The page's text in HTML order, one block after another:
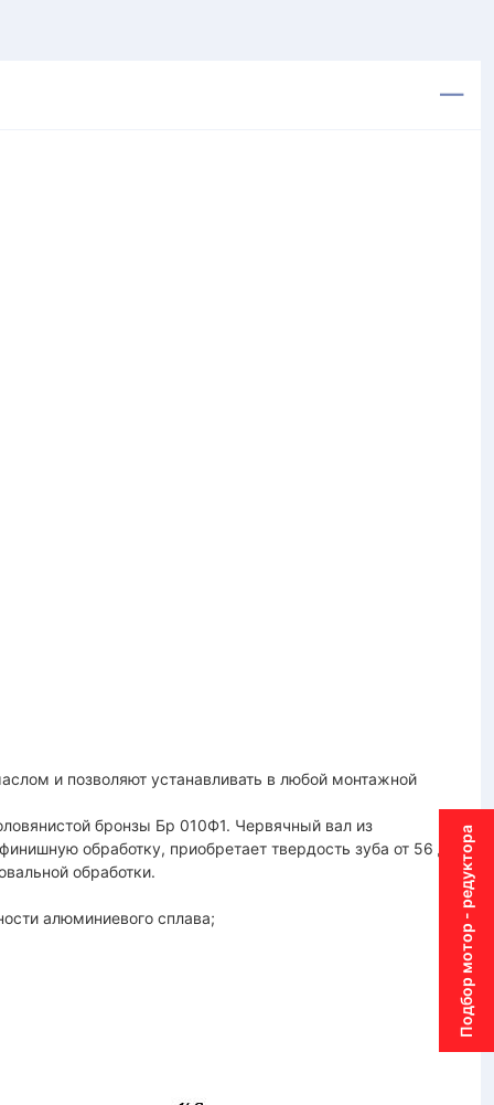
Подбор мотор - редуктора
и позволяют устанавливать в любой монтажной
бронзы Бр 010Ф1. Червячный вал из
обработку, приобретает твердость зуба от 56 до
обработки.
алюминиевого сплава;